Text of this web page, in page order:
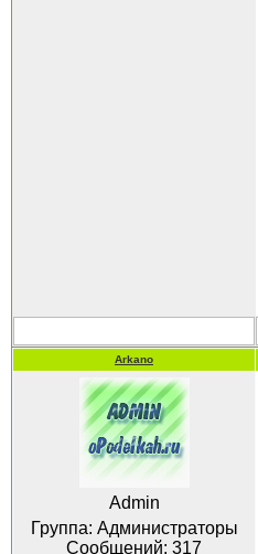
Arkano
Admin
Группа: Администраторы
Сообщений: 317